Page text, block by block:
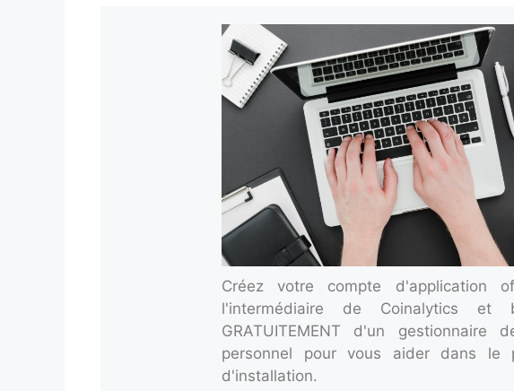
Créez votre compte d'application
l'intermédiaire de Coinalytics et
GRATUITEMENT d'un gestionnaire
personnel pour vous aider dans le
d'installation.